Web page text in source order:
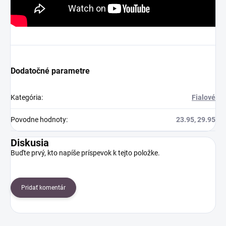
Dodatočné parametre
Kategória: Fialové
Povodne hodnoty: 23.95, 29.95
Diskusia
Buďte prvý, kto napíše príspevok k tejto položke.
Pridať komentár